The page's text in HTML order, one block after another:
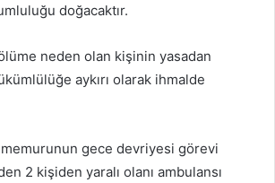
doğacaktır.
neden olan kişinin yasadan
aykırı olarak ihmalde
gece devriyesi görevi
2 kişiden yaralı olanı ambulansı